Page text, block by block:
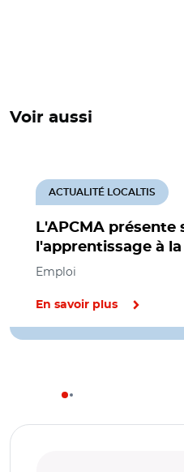
Voir aussi
L'APCMA
l'apprentissage à
ACTUALITÉ LOCALTIS
Emploi
En savoir plus